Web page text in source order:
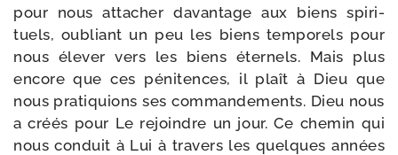
pour nous atta­cher davan­tage aux biens spi­ri­
tuels, oubliant un peu les biens tem­po­rels pour
nous éle­ver vers les biens éter­nels. Mais plus
encore que ces péni­tences, il plaît à Dieu que
nous pra­ti­quions ses com­man­de­ments. Dieu nous
a créés pour Le rejoindre un jour. Ce che­min qui
nous conduit à Lui à tra­vers les quelques années